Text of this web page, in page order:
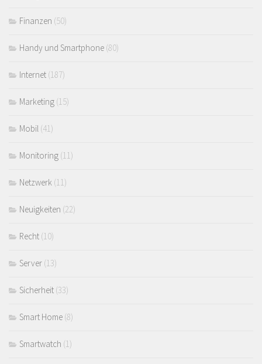
Finanzen (50)
Handy und Smartphone (80)
Internet (187)
Marketing (15)
Mobil (41)
Monitoring (11)
Netzwerk (11)
Neuigkeiten (22)
Recht (10)
Server (13)
Sicherheit (33)
Smart Home (8)
Smartwatch (1)